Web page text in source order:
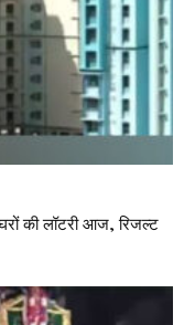
की लॉटरी आज, रिजल्ट